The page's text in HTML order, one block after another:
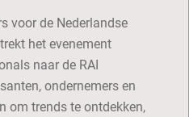
voor de Nederlandse
het evenement
naar de RAI
ondernemers en
om trends te ontdekken,